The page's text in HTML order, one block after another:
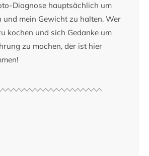
Diagnose hauptsächlich um
und mein Gewicht zu halten. Wer
kochen und sich Gedanke um
zu machen, der ist hier